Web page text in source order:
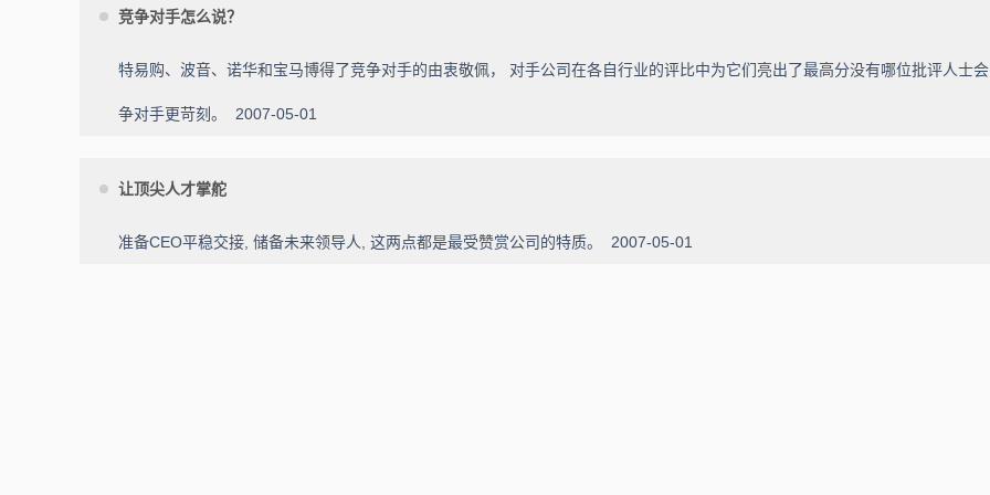
竞争对手怎么说？
特易购、波音、诺华和宝马博得了竞争对手的由衷敬佩， 对手公司在各自行业的评比中为它们亮出了最高分没有哪位批评人士
争对手更苛刻。 2007-05-01
让顶尖人才掌舵
准备CEO平稳交接, 储备未来领导人, 这两点都是最受赞赏公司的特质。 2007-05-01